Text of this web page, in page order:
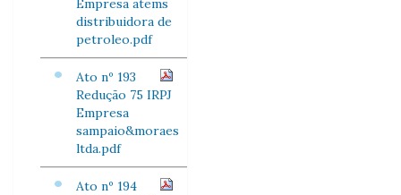
Empresa atems
distribuidora de
petroleo.pdf
Ato nº 193
Redução 75 IRPJ
Empresa
sampaio&moraes
ltda.pdf
Ato nº 194